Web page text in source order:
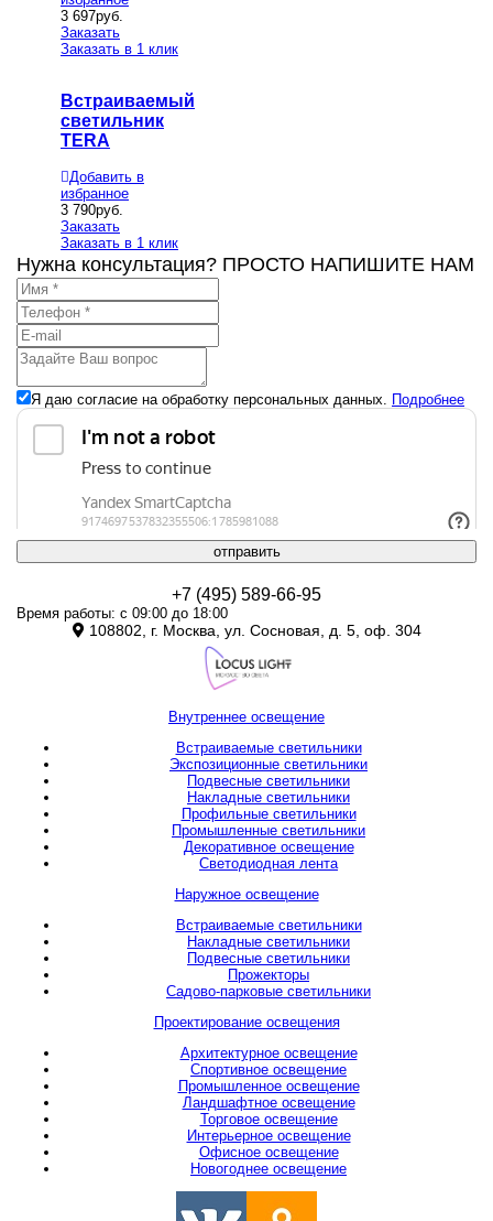
3 697руб.
Заказать
Заказать в 1 клик
Встраиваемый
светильник
TERA
Добавить в
избранное
3 790руб.
Заказать
Заказать в 1 клик
Нужна консультация? ПРОСТО НАПИШИТЕ НАМ
Я даю согласие на обработку персональных данных. Подробнее
отправить
+7 (495) 589-66-95
Время работы: с 09:00 до 18:00
108802, г. Москва, ул. Сосновая, д. 5, оф. 304
Внутреннее освещение
Встраиваемые светильники
Экспозиционные светильники
Подвесные светильники
Накладные светильники
Профильные светильники
Промышленные светильники
Декоративное освещение
Светодиодная лента
Наружное освещение
Встраиваемые светильники
Накладные светильники
Подвесные светильники
Прожекторы
Садово-парковые светильники
Проектирование освещения
Архитектурное освещение
Спортивное освещение
Промышленное освещение
Ландшафтное освещение
Торговое освещение
Интерьерное освещение
Офисное освещение
Новогоднее освещение